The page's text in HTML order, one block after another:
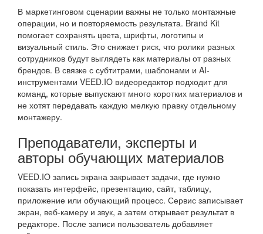
В маркетинговом сценарии важны не только монтажные
операции, но и повторяемость результата. Brand Kit
помогает сохранять цвета, шрифты, логотипы и
визуальный стиль. Это снижает риск, что ролики разных
сотрудников будут выглядеть как материалы от разных
брендов. В связке с субтитрами, шаблонами и AI-
инструментами VEED.IO видеоредактор подходит для
команд, которые выпускают много коротких материалов и
не хотят передавать каждую мелкую правку отдельному
монтажеру.
Преподаватели, эксперты и
авторы обучающих материалов
VEED.IO запись экрана закрывает задачи, где нужно
показать интерфейс, презентацию, сайт, таблицу,
приложение или обучающий процесс. Сервис записывает
экран, веб-камеру и звук, а затем открывает результат в
редакторе. После записи пользователь добавляет